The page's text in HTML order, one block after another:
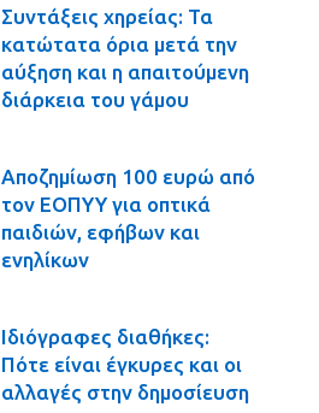
Συντάξεις χηρείας: Τα
κατώτατα όρια μετά την
αύξηση και η απαιτούμενη
διάρκεια του γάμου
Αποζημίωση 100 ευρώ από
τον ΕΟΠΥΥ για οπτικά
παιδιών, εφήβων και
ενηλίκων
Ιδιόγραφες διαθήκες:
Πότε είναι έγκυρες και οι
αλλαγές στην δημοσίευση